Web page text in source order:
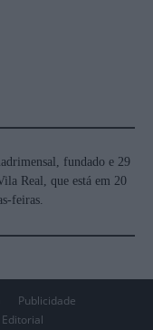
fundado e 29
Real, que está em 20
feiras.
Publicidade